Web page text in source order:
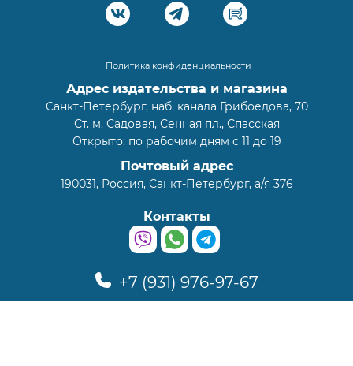
Политика конфиденциальности
Адрес издательства и магазина
Санкт-Петербург, наб. канала Грибоедова, 70
Ст. м. Садовая, Сенная пл., Спасская
Открыто: по рабочим дням с 11 до 19
Почтовый адрес
190031, Россия, Санкт-Петербург, а/я 376
Контакты
+7 (931) 976-97-67